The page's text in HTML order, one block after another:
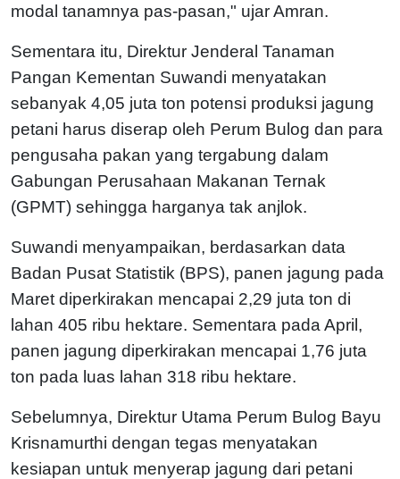
modal tanamnya pas-pasan," ujar Amran.
Sementara itu, Direktur Jenderal Tanaman
Pangan Kementan Suwandi menyatakan
sebanyak 4,05 juta ton potensi produksi jagung
petani harus diserap oleh Perum Bulog dan para
pengusaha pakan yang tergabung dalam
Gabungan Perusahaan Makanan Ternak
(GPMT) sehingga harganya tak anjlok.
Suwandi menyampaikan, berdasarkan data
Badan Pusat Statistik (BPS), panen jagung pada
Maret diperkirakan mencapai 2,29 juta ton di
lahan 405 ribu hektare. Sementara pada April,
panen jagung diperkirakan mencapai 1,76 juta
ton pada luas lahan 318 ribu hektare.
Sebelumnya, Direktur Utama Perum Bulog Bayu
Krisnamurthi dengan tegas menyatakan
kesiapan untuk menyerap jagung dari petani